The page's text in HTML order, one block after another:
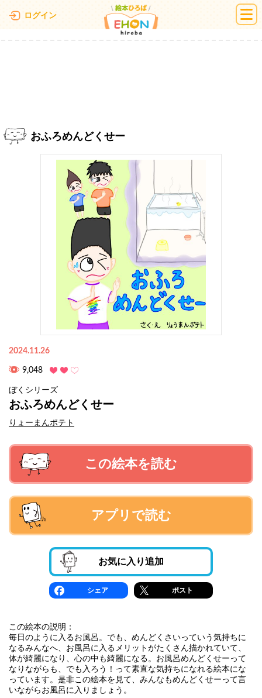
ログイン 絵本ひろば
おふろめんどくせー
2024.11.26
9,048
ぼくシリーズ
おふろめんどくせー
りょーまんポテト
この絵本を読む
アプリで読む
お気に入り追加
シェア ポスト
この絵本の説明：
毎日のように入るお風呂。でも、めんどくさいっていう気持ちに
なるみんなへ、お風呂に入るメリットがたくさん描かれていて、
体が綺麗になり、心の中も綺麗になる。お風呂めんどくせーって
なりながらも、でも入ろう！って素直な気持ちになれる絵本にな
っています。是非この絵本を見て、みんなもめんどくせーって言
いながらお風呂に入りましょう。